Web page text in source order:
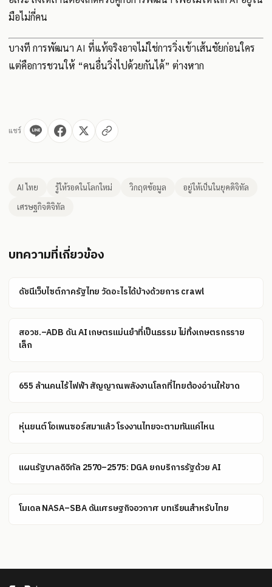
มือไม่กี่คน
บางที การพัฒนา AI ที่แท้จริงอาจไม่ใช่การวิ่งเข้าเส้นชัยก่อนใคร
แต่คือการชวนให้ “คนอื่นวิ่งไปด้วยกันได้” ต่างหาก
แชร์
AI ไทย รู้ให้รอดในโลกใหม่ วิกฤตข้อมูล
อยู่ให้เป็นในยุคดิจิทัล
เศรษฐกิจดิจิทัล
บทความที่เกี่ยวข้อง
ดัชนีเว็บไซต์ภาครัฐไทย วัดอะไรได้บ้างด้วยการ crawl
สอวช.–ADB ดัน AI เกษตรแม่นยำที่เป็นธรรม ไม่ทิ้งเกษตรกรราย
เล็ก
655 ล้านคนไร้ไฟฟ้า สัญญาณพลังงานโลกที่ไทยต้องอ่านให้ขาด
หุ่นยนต์โอเพนซอร์สมาแล้ว โรงงานไทยจะตามทันแค่ไหน
แผนรัฐบาลดิจิทัล 2570–2575: DGA ยกบริการรัฐด้วย AI
โมเดล NASA–SBA ดันเศรษฐกิจอวกาศ บทเรียนสำหรับไทย